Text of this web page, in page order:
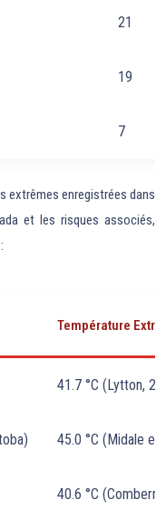
21
19
7
extrêmes enregistrées dans
et les risques associés,
Température
41.7 °C (Lytton,
45.0 °C (Midale et
40.6 °C